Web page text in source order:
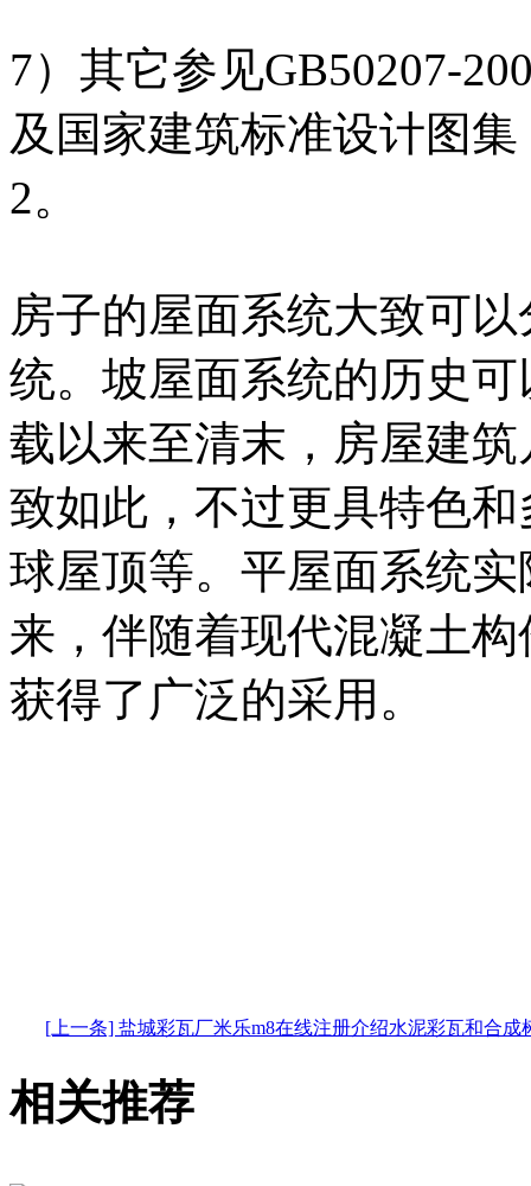
7）其它参见GB50207-
及国家建筑标准设计图
2。
房子的屋面系统大致可
统。坡屋面系统的历史
载以来至清末，房屋建
致如此，不过更具特色
球屋顶等。平屋面系统
来，伴随着现代混凝土
获得了广泛的采用。
[上一条] 盐城彩瓦厂米乐m8在线注册介绍水泥彩瓦和合成
相关推荐